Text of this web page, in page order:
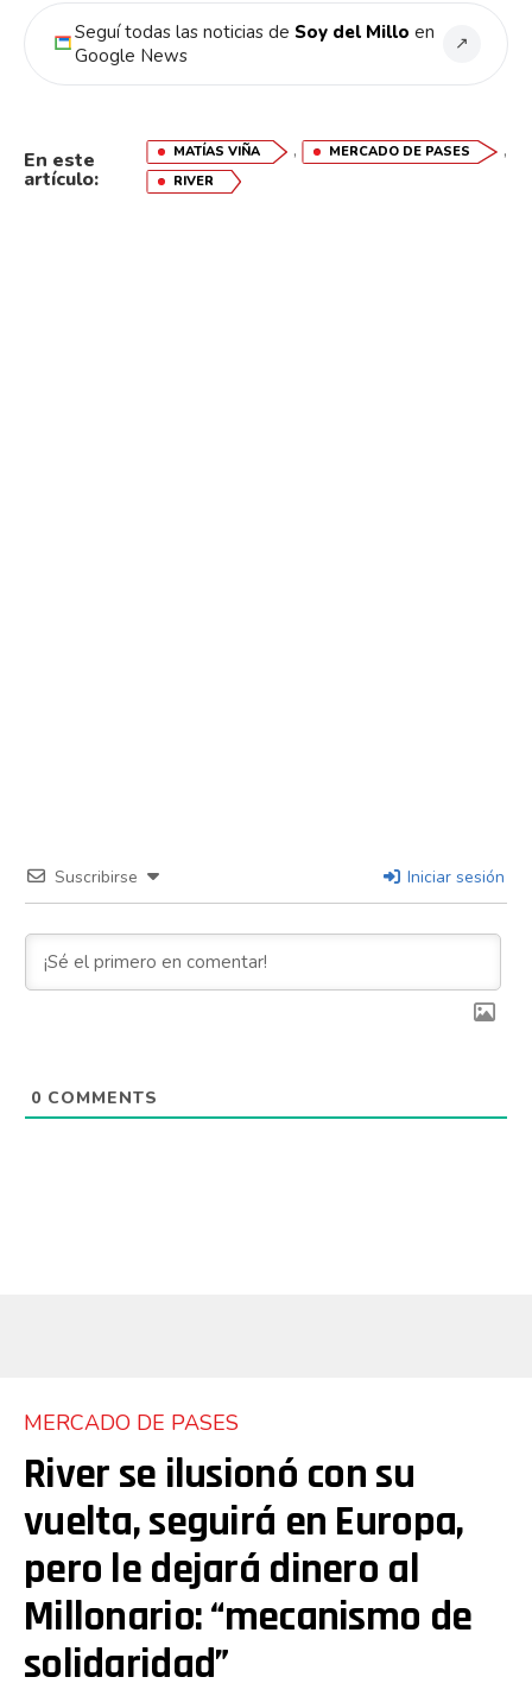
Seguí todas las noticias de Soy del Millo en
Google News
↗
En este
artículo:
MATÍAS VIÑA , MERCADO DE PASES ,
RIVER
Suscribirse Iniciar sesión
0 COMMENTS
MERCADO DE PASES
River se ilusionó con su
vuelta, seguirá en Europa,
pero le dejará dinero al
Millonario: “mecanismo de
solidaridad”
Flipboard
Reddit
Pinterest